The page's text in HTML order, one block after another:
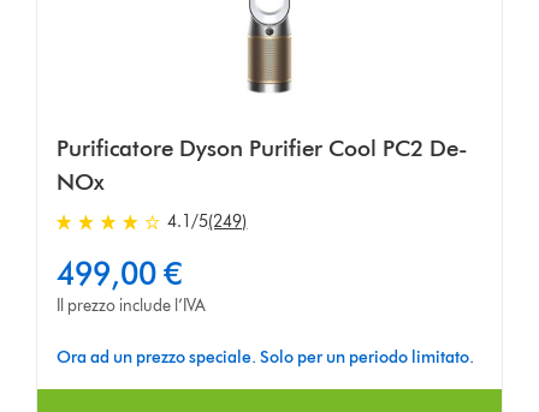
Purificatore Dyson Purifier Cool PC2 De-
NOx
4.1
stelle
su
5
249
4.1/5(249)
499,00 €
Il prezzo include l’IVA
Ora ad un prezzo speciale. Solo per un periodo limitato.